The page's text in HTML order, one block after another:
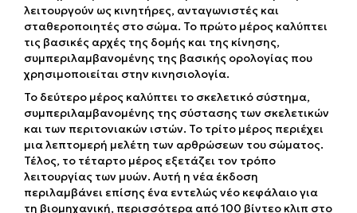
λειτουργούν ως κινητήρες, ανταγωνιστές και
σταθεροποιητές στο σώμα. Το πρώτο μέρος καλύπτει
τις βασικές αρχές της δομής και της κίνησης,
συμπεριλαμβανομένης της βασικής ορολογίας που
χρησιμοποιείται στην κινησιολογία.
Το δεύτερο μέρος καλύπτει το σκελετικό σύστημα,
συμπεριλαμβανομένης της σύστασης των σκελετικών
και των περιτονιακών ιστών. Το τρίτο μέρος περιέχει
μια λεπτομερή μελέτη των αρθρώσεων του σώματος.
Τέλος, το τέταρτο μέρος εξετάζει τον τρόπο
λειτουργίας των μυών. Αυτή η νέα έκδοση
περιλαμβάνει επίσης ένα εντελώς νέο κεφάλαιο για
τη βιομηχανική, περισσότερα από 100 βίντεο κλιπ στο